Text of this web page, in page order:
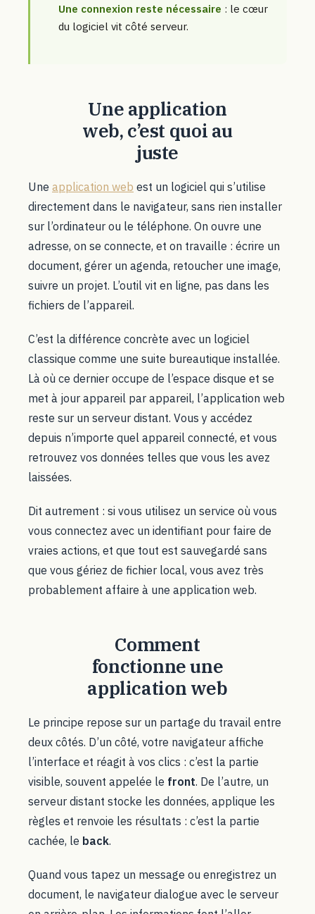
Une connexion reste nécessaire : le cœur
du logiciel vit côté serveur.
Une application
web, c’est quoi au
juste
Une application web est un logiciel qui s’utilise
directement dans le navigateur, sans rien installer
sur l’ordinateur ou le téléphone. On ouvre une
adresse, on se connecte, et on travaille : écrire un
document, gérer un agenda, retoucher une image,
suivre un projet. L’outil vit en ligne, pas dans les
fichiers de l’appareil.
C’est la différence concrète avec un logiciel
classique comme une suite bureautique installée.
Là où ce dernier occupe de l’espace disque et se
met à jour appareil par appareil, l’application web
reste sur un serveur distant. Vous y accédez
depuis n’importe quel appareil connecté, et vous
retrouvez vos données telles que vous les avez
laissées.
Dit autrement : si vous utilisez un service où vous
vous connectez avec un identifiant pour faire de
vraies actions, et que tout est sauvegardé sans
que vous gériez de fichier local, vous avez très
probablement affaire à une application web.
Comment
fonctionne une
application web
Le principe repose sur un partage du travail entre
deux côtés. D’un côté, votre navigateur affiche
l’interface et réagit à vos clics : c’est la partie
visible, souvent appelée le front. De l’autre, un
serveur distant stocke les données, applique les
règles et renvoie les résultats : c’est la partie
cachée, le back.
Quand vous tapez un message ou enregistrez un
document, le navigateur dialogue avec le serveur